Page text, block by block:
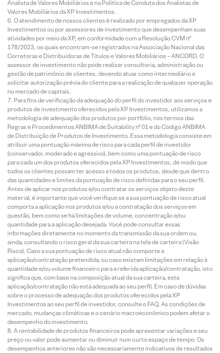
Analista de Valores Mobiliários e na Política de Conduta dos Analistas de
Valores Mobiliários da XP Investimentos.
O atendimento de nossos clientes é realizado por empregados da XP
Investimentos ou por assessores de investimento que desempenham suas
atividades por meio da XP, em conformidade com a Resolução CVM nº
178/2023, os quais encontram-se registrados na Associação Nacional das
Corretoras e Distribuidoras de Títulos e Valores Mobiliários – ANCORD. O
assessor de investimento não pode realizar consultoria, administração ou
gestão de patrimônio de clientes, devendo atuar como intermediário e
solicitar autorização prévia do cliente para a realização de qualquer operação
no mercado de capitais.
Para fins de verificação da adequação do perfil do investidor aos serviços e
produtos de investimento oferecidos pela XP Investimentos, utilizamos a
metodologia de adequação dos produtos por portfólio, nos termos das
Regras e Procedimentos ANBIMA de Suitability nº 01 e do Código ANBIMA
de Distribuição de Produtos de Investimento. Essa metodologia consiste em
atribuir uma pontuação máxima de risco para cada perfil de investidor
(conservador, moderado e agressivo), bem como uma pontuação de risco
para cada um dos produtos oferecidos pela XP Investimentos, de modo que
todos os clientes possam ter acesso a todos os produtos, desde que dentro
das quantidades e limites da pontuação de risco definidas para o seu perfil.
Antes de aplicar nos produtos e/ou contratar os serviços objeto deste
material, é importante que você verifique se a sua pontuação de risco atual
comporta a aplicação nos produtos e/ou a contratação dos serviços em
questão, bem como se há limitações de volume, concentração e/ou
quantidade para a aplicação desejada. Você pode consultar essas
informações diretamente no momento da transmissão da sua ordem ou,
ainda, consultando o risco geral da sua carteira na tela de carteira (Visão
Risco). Caso a sua pontuação de risco atual não comporte a
aplicação/contratação pretendida, ou caso existam limitações em relação à
quantidade e/ou volume financeiro para a referida aplicação/contratação, isto
significa que, com base na composição atual da sua carteira, esta
aplicação/contratação não está adequada ao seu perfil. Em caso de dúvidas
sobre o processo de adequação dos produtos oferecidos pela XP
Investimentos ao seu perfil de investidor, consulte o FAQ. As condições de
mercado, mudanças climáticas e o cenário macroeconômico podem afetar o
desempenho do investimento.
A rentabilidade de produtos financeiros pode apresentar variações e seu
preço ou valor pode aumentar ou diminuir num curto espaço de tempo. Os
desempenhos anteriores não são necessariamente indicativos de resultados